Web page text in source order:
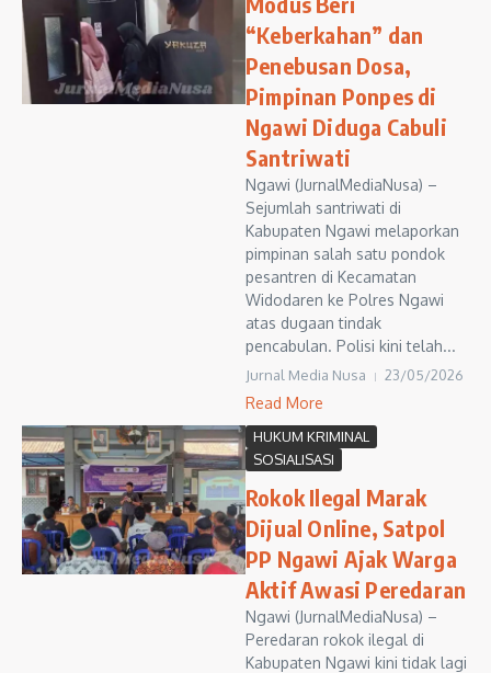
“Keberkahan” dan
Penebusan Dosa,
Pimpinan Ponpes di
Ngawi Diduga Cabuli
Santriwati
Ngawi (JurnalMediaNusa) –
Sejumlah santriwati di
Kabupaten Ngawi melaporkan
pimpinan salah satu pondok
pesantren di Kecamatan
Widodaren ke Polres Ngawi
atas dugaan tindak
pencabulan. Polisi kini telah...
Jurnal Media Nusa 23/05/2026
Read More
HUKUM KRIMINAL
SOSIALISASI
Rokok Ilegal Marak
Dijual Online, Satpol
PP Ngawi Ajak Warga
Aktif Awasi Peredaran
Ngawi (JurnalMediaNusa) –
Peredaran rokok ilegal di
Kabupaten Ngawi kini tidak lagi